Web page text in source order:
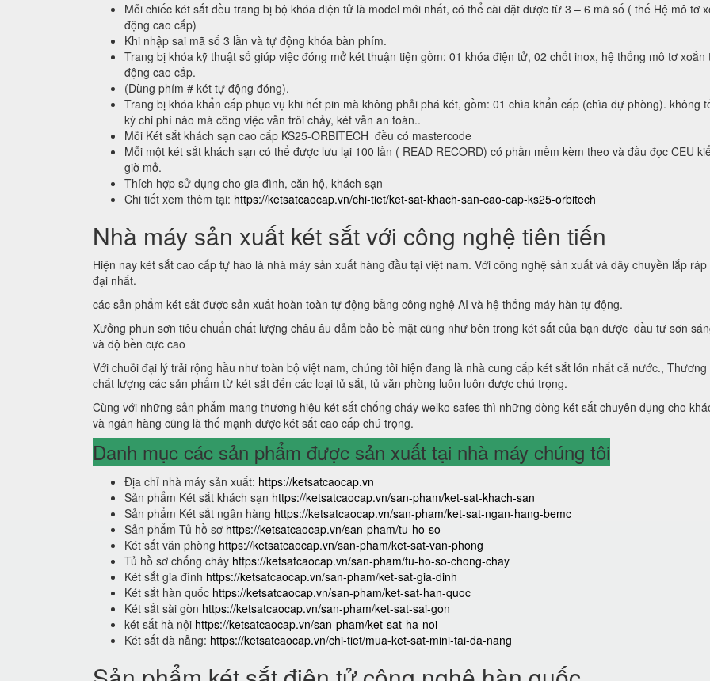
Mỗi chiếc két sắt đều trang bị bộ khóa điện tử là model mới nhất, có thể cài đặt được từ 3 – 6 mã số ( thế Hệ mô tơ
động cao cấp)
Khi nhập sai mã số 3 lần và tự động khóa bàn phím.
Trang bị khóa kỹ thuật số giúp việc đóng mở két thuận tiện gồm: 01 khóa điện tử, 02 chốt inox, hệ thống mô tơ xoắn
động cao cấp.
(Dùng phím # két tự động đóng).
Trang bị khóa khẩn cấp phục vụ khi hết pin mà không phải phá két, gồm: 01 chìa khẩn cấp (chìa dự phòng). không
kỳ chi phí nào mà công việc vẫn trôi chảy, két vẫn an toàn..
Mỗi Két sắt khách sạn cao cấp KS25-ORBITECH đều có mastercode
Mỗi một két sắt khách sạn có thể được lưu lại 100 lần ( READ RECORD) có phần mềm kèm theo và đầu đọc CEU
giờ mở.
Thích hợp sử dụng cho gia đình, căn hộ, khách sạn
Chi tiết xem thêm tại: https://ketsatcaocap.vn/chi-tiet/ket-sat-khach-san-cao-cap-ks25-orbitech
Nhà máy sản xuất két sắt với công nghệ tiên tiến
Hiện nay két sắt cao cấp tự hào là nhà máy sản xuất hàng đầu tại việt nam. Với công nghệ sản xuất và dây chuyền lắp ráp
đại nhất.
các sản phẩm két sắt được sản xuất hoàn toàn tự động bằng công nghệ AI và hệ thống máy hàn tự động.
Xưởng phun sơn tiêu chuẩn chất lượng châu âu đảm bảo bề mặt cũng như bên trong két sắt của bạn được đầu tư sơn
và độ bền cực cao
Với chuỗi đại lý trải rộng hầu như toàn bộ việt nam, chúng tôi hiện đang là nhà cung cấp két sắt lớn nhất cả nước., Thương
chất lượng các sản phẩm từ két sắt đến các loại tủ sắt, tủ văn phòng luôn luôn được chú trọng.
Cùng với những sản phẩm mang thương hiệu két sắt chống cháy welko safes thì những dòng két sắt chuyên dụng cho
và ngân hàng cũng là thế mạnh được két sắt cao cấp chú trọng.
Danh mục các sản phẩm được sản xuất tại nhà máy chúng tôi
Địa chỉ nhà máy sản xuất: https://ketsatcaocap.vn
Sản phẩm Két sắt khách sạn https://ketsatcaocap.vn/san-pham/ket-sat-khach-san
Sản phẩm Két sắt ngân hàng https://ketsatcaocap.vn/san-pham/ket-sat-ngan-hang-bemc
Sản phẩm Tủ hồ sơ https://ketsatcaocap.vn/san-pham/tu-ho-so
Két sắt văn phòng https://ketsatcaocap.vn/san-pham/ket-sat-van-phong
Tủ hồ sơ chống cháy https://ketsatcaocap.vn/san-pham/tu-ho-so-chong-chay
Két sắt gia đình https://ketsatcaocap.vn/san-pham/ket-sat-gia-dinh
Két sắt hàn quốc https://ketsatcaocap.vn/san-pham/ket-sat-han-quoc
Két sắt sài gòn https://ketsatcaocap.vn/san-pham/ket-sat-sai-gon
két sắt hà nội https://ketsatcaocap.vn/san-pham/ket-sat-ha-noi
Két sắt đà nẵng: https://ketsatcaocap.vn/chi-tiet/mua-ket-sat-mini-tai-da-nang